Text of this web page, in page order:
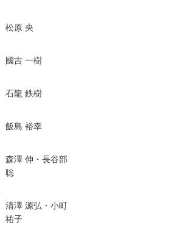
松原 央
國吉 一樹
石龍 鉄樹
飯島 裕幸
森澤 伸・長谷部
聡
清澤 源弘・小町
祐子